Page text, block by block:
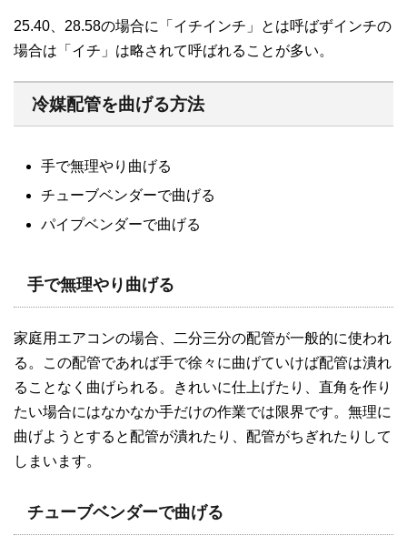
25.40、28.58の場合に「イチインチ」とは呼ばずインチの
場合は「イチ」は略されて呼ばれることが多い。
冷媒配管を曲げる方法
手で無理やり曲げる
チューブベンダーで曲げる
パイプベンダーで曲げる
手で無理やり曲げる
家庭用エアコンの場合、二分三分の配管が一般的に使われ
る。この配管であれば手で徐々に曲げていけば配管は潰れ
ることなく曲げられる。きれいに仕上げたり、直角を作り
たい場合にはなかなか手だけの作業では限界です。無理に
曲げようとすると配管が潰れたり、配管がちぎれたりして
しまいます。
チューブベンダーで曲げる